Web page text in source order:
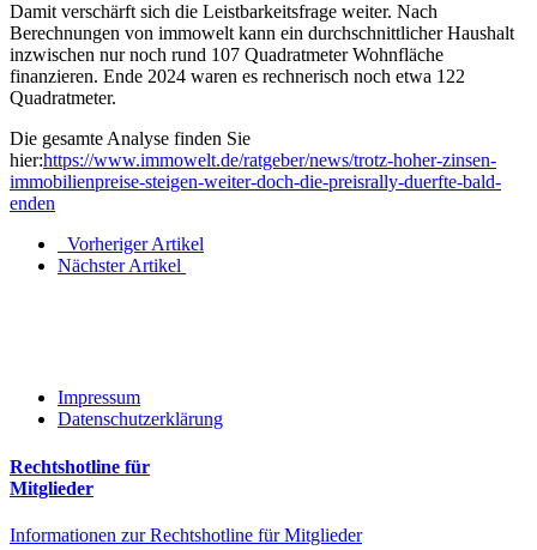
Damit verschärft sich die Leistbarkeitsfrage weiter. Nach
Berechnungen von immowelt kann ein durchschnittlicher Haushalt
inzwischen nur noch rund 107 Quadratmeter Wohnfläche
finanzieren. Ende 2024 waren es rechnerisch noch etwa 122
Quadratmeter.
Die gesamte Analyse finden Sie
hier:https://www.immowelt.de/ratgeber/news/trotz-hoher-zinsen-
immobilienpreise-steigen-weiter-doch-die-preisrally-duerfte-bald-
enden
Vorheriger Artikel
Nächster Artikel
Impressum
Datenschutzerklärung
Rechtshotline für
Mitglieder
Informationen zur Rechtshotline für Mitglieder